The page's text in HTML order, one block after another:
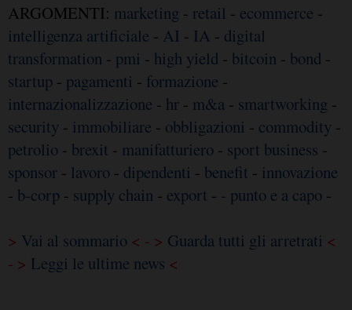
ARGOMENTI: marketing - retail - ecommerce -
intelligenza artificiale - AI - IA - digital
transformation - pmi - high yield - bitcoin - bond -
startup - pagamenti - formazione -
internazionalizzazione - hr - m&a - smartworking -
security - immobiliare - obbligazioni - commodity -
petrolio - brexit - manifatturiero - sport business -
sponsor - lavoro - dipendenti - benefit - innovazione
- b-corp - supply chain - export - - punto e a capo -
> Vai al sommario < - > Guarda tutti gli arretrati <
- > Leggi le ultime news <